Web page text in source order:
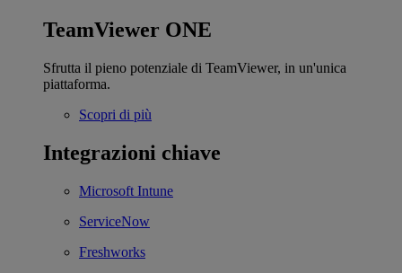
TeamViewer ONE
Sfrutta il pieno potenziale di TeamViewer, in un'unica
piattaforma.
Scopri di più
Integrazioni chiave
Microsoft Intune
ServiceNow
Freshworks